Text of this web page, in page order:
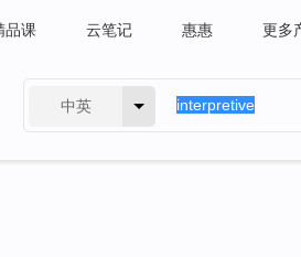
品课 云笔记 惠惠 更多
中英